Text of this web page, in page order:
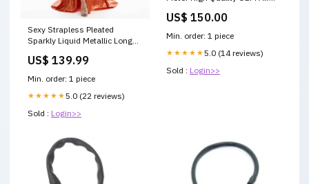
Sexy Strapless Pleated
Sparkly Liquid Metallic Long
US$ 139.99
Min. order: 1 piece
★★★★★5.0 (22 reviews)
Sold : Login>>
US$ 150.00
Min. order: 1 piece
★★★★★5.0 (14 reviews)
Sold : Login>>